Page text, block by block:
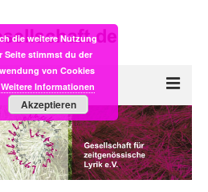
die weitere Nutzung
Seite stimmst du der
von Cookies
Weitere Informationen
Akzeptieren